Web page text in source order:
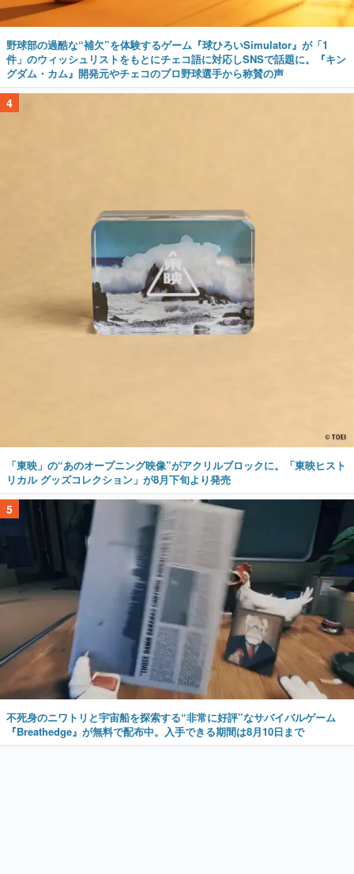
野球部の過酷な“補欠”を体験するゲーム『球ひろいSimulator』が「1
件」のウィッシュリストをもとにチェコ語に対応しSNSで話題に。『キン
グダム・カム』開発元やチェコのプロ野球選手から称賛の声
4
「東映」の“あのオープニング映像”がアクリルブロックに。「東映ヒスト
リカル グッズコレクション」が8月下旬より発売
5
不死身のニワトリと宇宙船を探索する“非常に好評”なサバイバルゲーム
『Breathedge』が無料で配布中。入手できる期間は8月10日まで